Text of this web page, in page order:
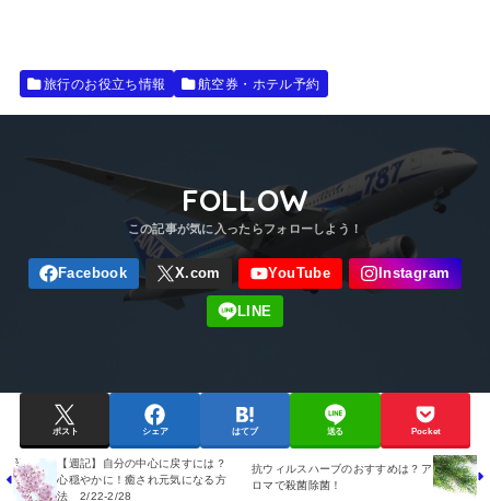
旅行のお役立ち情報 航空券・ホテル予約
FOLLOW
ポスト シェア はてブ 送る Pocket
【週記】自分の中心に戻すには？
心穏やかに！癒され元気になる方
法 2/22-2/28
抗ウィルスハーブのおすすめは？ア
ロマで殺菌除菌！